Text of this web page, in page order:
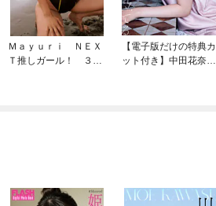
Ｍａｙｕｒｉ ＮＥＸ
Ｔ推しガール！ ３
【電子版だけの特典カ
ット付き】中田花奈